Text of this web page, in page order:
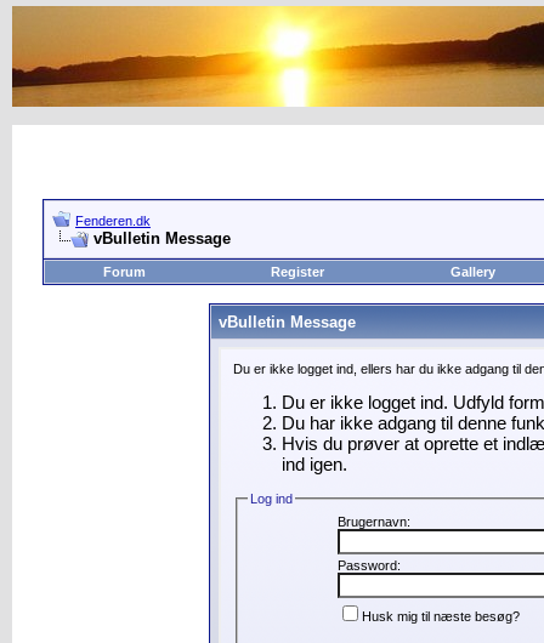
Fenderen.dk
vBulletin Message
Forum Register Gallery
vBulletin Message
Du er ikke logget ind, ellers har du ikke adgang til
Du er ikke logget ind. Udfyld
Du har ikke adgang til denne
Hvis du prøver at oprette et
ind igen.
Log ind
Brugernavn:
Password:
Husk mig til næste besøg?